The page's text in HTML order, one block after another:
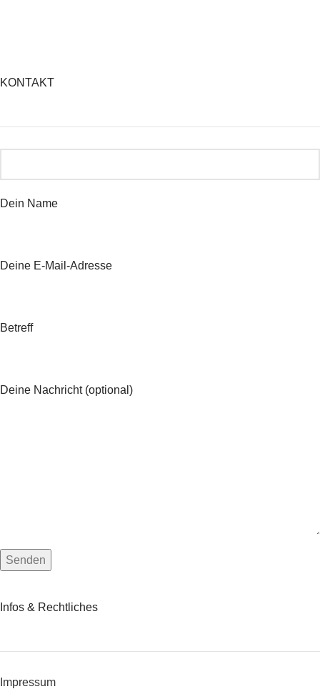
KONTAKT
Dein Name
Deine E-Mail-Adresse
Betreff
Deine Nachricht (optional)
Infos & Rechtliches
Impressum